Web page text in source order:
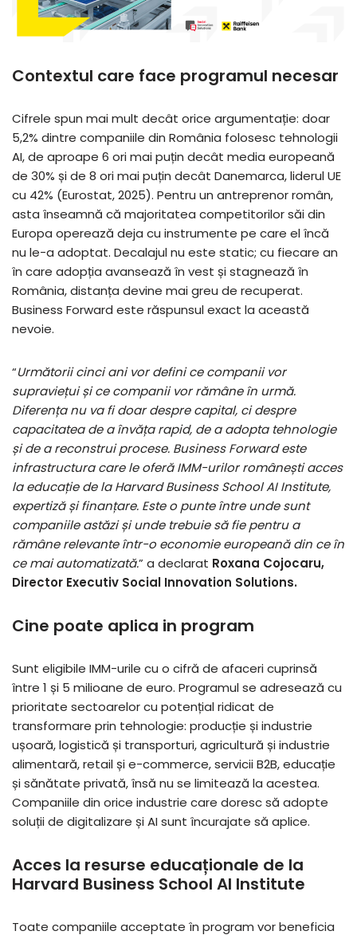
Contextul care face programul necesar
Cifrele spun mai mult decât orice argumentație: doar
5,2% dintre companiile din România folosesc tehnologii
AI, de aproape 6 ori mai puțin decât media europeană
de 30% și de 8 ori mai puțin decât Danemarca, liderul UE
cu 42% (Eurostat, 2025). Pentru un antreprenor român,
asta înseamnă că majoritatea competitorilor săi din
Europa operează deja cu instrumente pe care el încă
nu le-a adoptat. Decalajul nu este static; cu fiecare an
în care adopția avansează în vest și stagnează în
România, distanța devine mai greu de recuperat.
Business Forward este răspunsul exact la această
nevoie.
“Următorii cinci ani vor defini ce companii vor
supraviețui și ce companii vor rămâne în urmă.
Diferența nu va fi doar despre capital, ci despre
capacitatea de a învăța rapid, de a adopta tehnologie
și de a reconstrui procese. Business Forward este
infrastructura care le oferă IMM-urilor românești acces
la educație de la Harvard Business School AI Institute,
expertiză și finanțare. Este o punte între unde sunt
companiile astăzi și unde trebuie să fie pentru a
rămâne relevante într-o economie europeană din ce în
ce mai automatizată.” a declarat Roxana Cojocaru,
Director Executiv Social Innovation Solutions.
Cine poate aplica in program
Sunt eligibile IMM-urile cu o cifră de afaceri cuprinsă
între 1 și 5 milioane de euro. Programul se adresează cu
prioritate sectoarelor cu potențial ridicat de
transformare prin tehnologie: producție și industrie
ușoară, logistică și transporturi, agricultură și industrie
alimentară, retail și e-commerce, servicii B2B, educație
și sănătate privată, însă nu se limitează la acestea.
Companiile din orice industrie care doresc să adopte
soluții de digitalizare și AI sunt încurajate să aplice.
Acces la resurse educaționale de la
Harvard Business School AI Institute
Toate companiile acceptate în program vor beneficia